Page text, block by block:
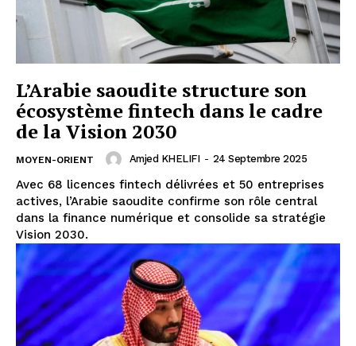
L’Arabie saoudite structure son
écosystème fintech dans le cadre
de la Vision 2030
MOYEN-ORIENT Amjed KHELIFI - 24 Septembre 2025
Avec 68 licences fintech délivrées et 50 entreprises
actives, l’Arabie saoudite confirme son rôle central
dans la finance numérique et consolide sa stratégie
Vision 2030.